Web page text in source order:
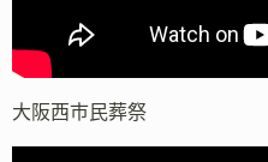
大阪西市民葬祭